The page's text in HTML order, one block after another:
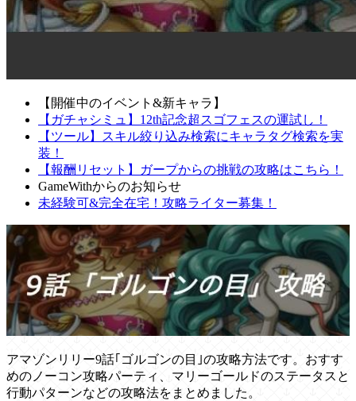
【開催中のイベント&新キャラ】
【ガチャシミュ】12th記念超スゴフェスの運試し！
【ツール】スキル絞り込み検索にキャラタグ検索を実
装！
【報酬リセット】ガープからの挑戦の攻略はこちら！
GameWithからのお知らせ
未経験可&完全在宅！攻略ライター募集！
アマゾンリリー9話｢ゴルゴンの目｣の攻略方法です。おすす
めのノーコン攻略パーティ、マリーゴールドのステータスと
行動パターンなどの攻略法をまとめました。